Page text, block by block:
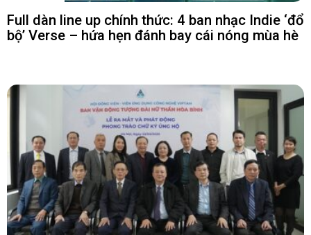
Full dàn line up chính thức: 4 ban nhạc Indie ‘đổ
bộ’ Verse – hứa hẹn đánh bay cái nóng mùa hè